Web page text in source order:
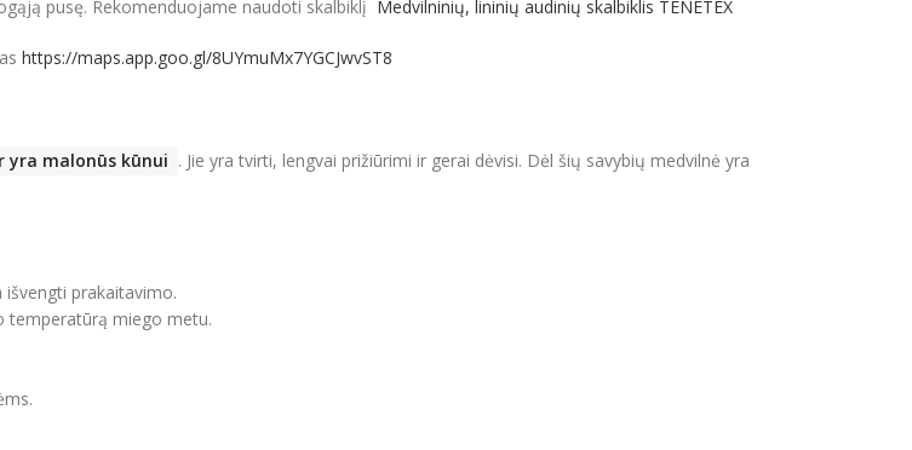
pusę. Rekomenduojame naudoti skalbiklį Medvilninių, lininių audinių skalbiklis TENETEX
https://maps.app.goo.gl/8UYmuMx7YGCJwvST8
yra malonūs kūnui . Jie yra tvirti, lengvai prižiūrimi ir gerai dėvisi. Dėl šių savybių medvilnė yra
prakaitavimo.
temperatūrą miego metu.